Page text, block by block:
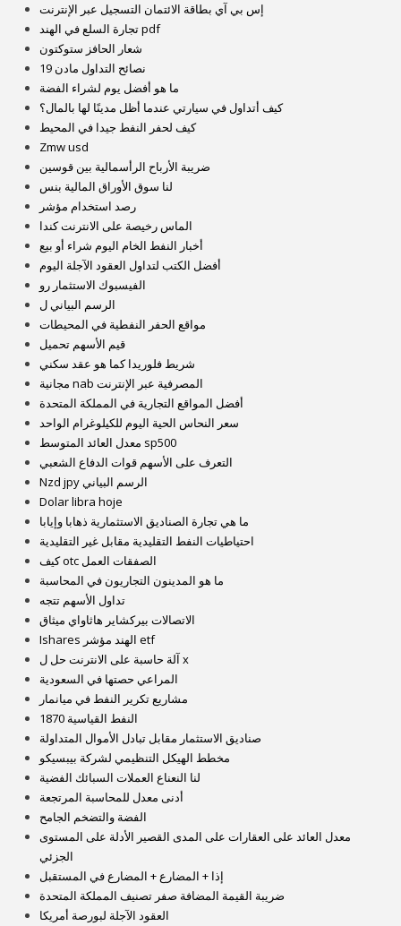
إس بي آي بطاقة الائتمان التسجيل عبر الإنترنت
تجارة السلع في الهند pdf
شعار الحافز ستوكتون
نصائح التداول مادن 19
ما هو أفضل يوم لشراء الفضة
كيف أتداول في سيارتي عندما أظل مدينًا لها بالمال؟
كيف لحفر النفط جيدا في المحيط
Zmw usd
ضريبة الأرباح الرأسمالية بين قوسين
لنا سوق الأوراق المالية بنس
رصد استخدام مؤشر
الماس رخيصة على الانترنت كندا
أخبار النفط الخام اليوم شراء أو بيع
أفضل الكتب لتداول العقود الآجلة اليوم
الفيسبوك الاستثمار رو
الرسم البياني ل
مواقع الحفر النفطية في المحيطات
قيم الأسهم تحميل
شريط فلوريدا كما هو عقد سكني
مجانية nab المصرفية عبر الإنترنت
أفضل المواقع التجارية في المملكة المتحدة
سعر النحاس الحية اليوم للكيلوغرام الواحد
معدل العائد المتوسط ​​sp500
التعرف على الأسهم قوات الدفاع الشعبي
Nzd jpy الرسم البياني
Dolar libra hoje
ما هي تجارة الصناديق الاستثمارية ذهابا وإيابا
احتياطيات النفط التقليدية مقابل غير التقليدية
كيف otc الصفقات العمل
ما هو المدينون التجاريون في المحاسبة
تداول الأسهم تتجه
الاتصالات بيركشاير هاثاواي ميثاق
Ishares الهند مؤشر etf
آلة حاسبة على الانترنت حل ل x
المراعي حصتها في السعودية
مشاريع تكرير النفط في ميانمار
النفط القياسية 1870
صناديق الاستثمار مقابل تبادل الأموال المتداولة
مخطط الهيكل التنظيمي لشركة بيبسيكو
لنا النعناع العملات السبائك الفضية
أدنى معدل للمحاسبة المرتجعة
الفضة والتضخم الجامح
معدل العائد على العقارات على المدى القصير الأدلة على المستوى
الجزئي
إذا + المضارع + المضارع في المستقبل
ضريبة القيمة المضافة صفر تصنيف المملكة المتحدة
العقود الآجلة لبورصة أمريكا